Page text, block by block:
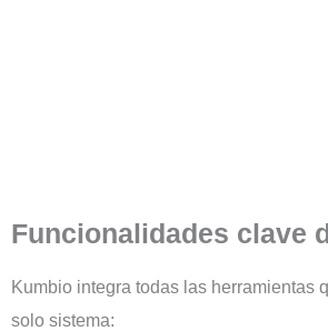
Funcionalidades clave
Kumbio integra todas las herramientas
solo sistema: